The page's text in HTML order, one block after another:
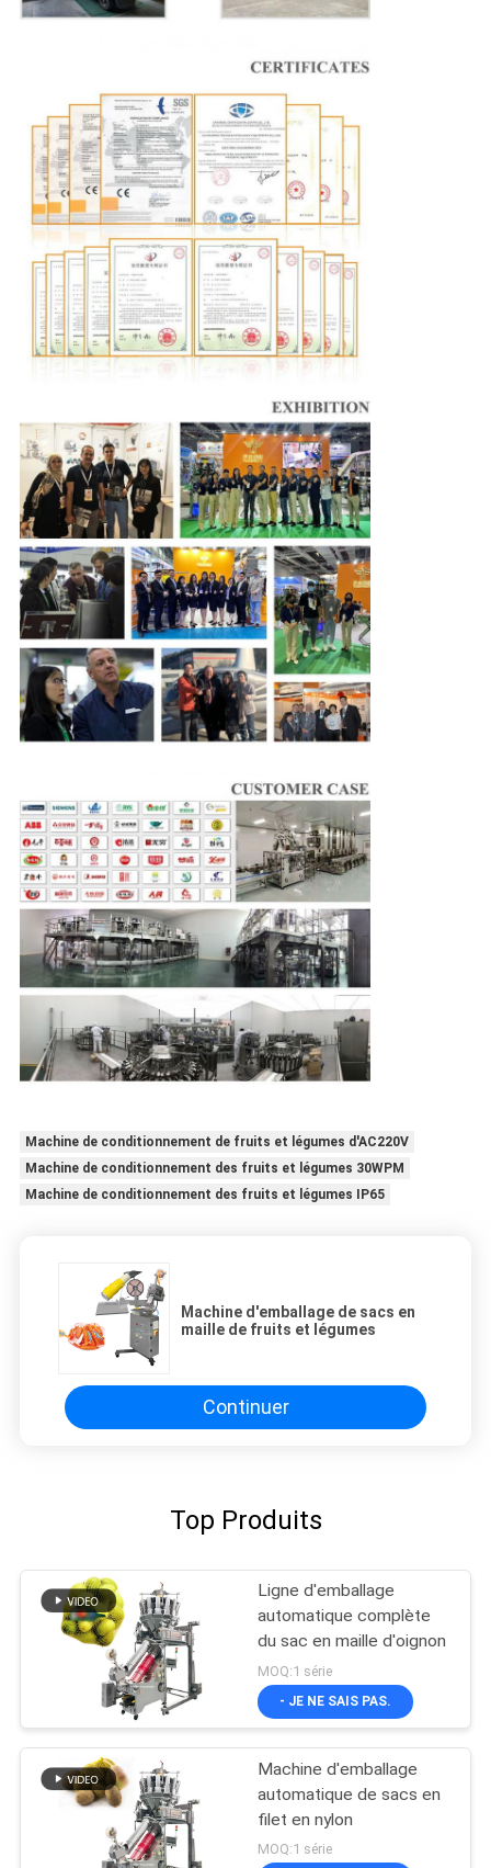
Machine de conditionnement de fruits et légumes d'AC220V
Machine de conditionnement des fruits et légumes 30WPM
Machine de conditionnement des fruits et légumes IP65
Machine d'emballage de sacs en
maille de fruits et légumes
Continuer
Top Produits
Ligne d'emballage
automatique complète
du sac en maille d'oignon
MOQ:1 série
- JE NE SAIS PAS.
Machine d'emballage
automatique de sacs en
filet en nylon
MOQ:1 série